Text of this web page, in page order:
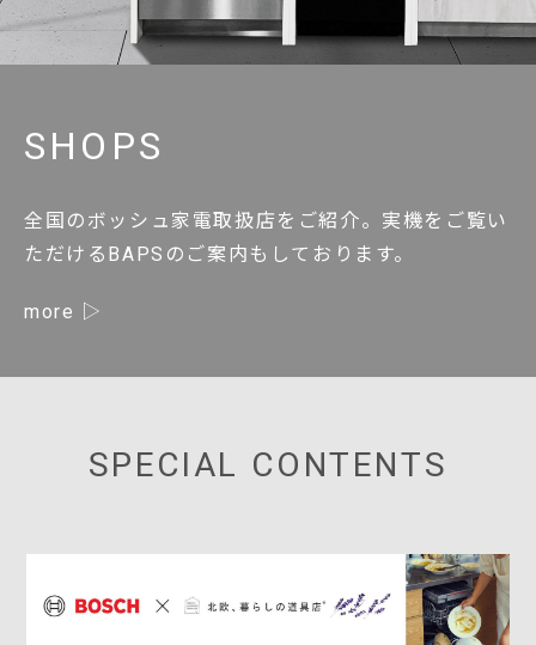
SHOPS
全国のボッシュ家電取扱店をご紹介。実機をご覧い
ただけるBAPSのご案内もしております。
more
SPECIAL CONTENTS